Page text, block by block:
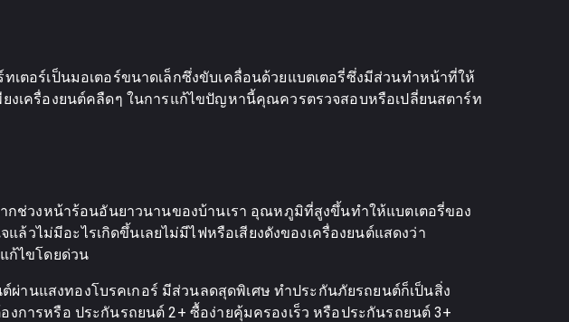
ตอร์เป็นมอเตอร์ขนาดเล็กซึ่งขับเคลื่อนด้วยแบตเตอรี่ซึ่งมีส่วนทำหน้าที่ให้
งเครื่องยนต์คลืดๆ ในการแก้ไขปัญหานี้คุณควรตรวจสอบหรือเปลี่ยนสตาร์ท
กช่วงหน้าร้อนอันยาวนานของบ้านเรา อุณหภูมิที่สูงขึ้นทำให้แบตเตอรี่ของ
ไม่มีอะไรเกิดขึ้นเลยไม่มีไฟหรือเสียงดังของเครื่องยนต์แสดงว่า
ก้ไขโดยด่วน
านแสงทองโบรคเกอร์ มีส่วนลดสุดพิเศษ ทำประกันภัยรถยนต์ก็เป็นสิ่ง
ารหรือ ประกันรถยนต์ 2+ ซื้อง่ายคุ้มครองเร็ว หรือประกันรถยนต์ 3+